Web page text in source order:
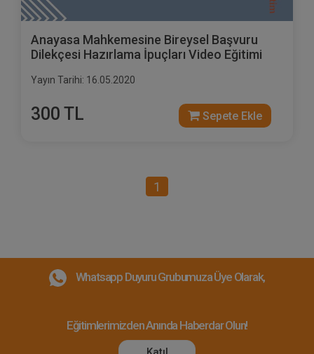
Anayasa Mahkemesine Bireysel Başvuru
Dilekçesi Hazırlama İpuçları Video Eğitimi
Yayın Tarihi: 16.05.2020
300 TL Sepete Ekle
1
Whatsapp Duyuru Grubumuza Üye Olarak,
Eğitimlerimizden Anında Haberdar Olun!